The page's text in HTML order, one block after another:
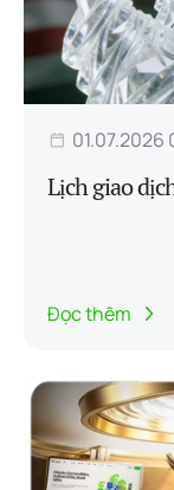
01.07.2026
Lịch giao
Đọc thêm